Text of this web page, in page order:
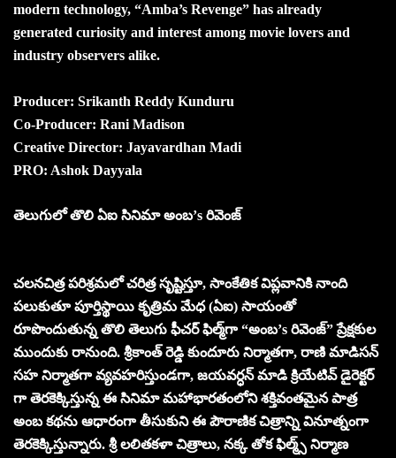
modern technology, “Amba’s Revenge” has already
generated curiosity and interest among movie lovers and
industry observers alike.
Producer: Srikanth Reddy Kunduru
Co-Producer: Rani Madison
Creative Director: Jayavardhan Madi
PRO: Ashok Dayyala
తెలుగులో తొలి ఏఐ సినిమా అంబ’s రివెంజ్
చలనచిత్ర పరిశ్రమలో చరిత్ర సృష్టిస్తూ, సాంకేతిక విప్లవానికి నాంది
పలుకుతూ పూర్తిస్థాయి కృత్రిమ మేధ (ఏఐ) సాయంతో
రూపొందుతున్న తొలి తెలుగు ఫీచర్‌ ఫిల్మ్‌గా “అంబ’s రివెంజ్” ప్రేక్షకుల
ముందుకు రానుంది. శ్రీకాంత్ రెడ్డి కుందూరు నిర్మాతగా, రాణి మాడిసన్
సహ నిర్మాతగా వ్యవహరిస్తుండగా, జయవర్ధన్ మాడి క్రియేటివ్ డైరెక్టర్‌
గా తెరకెక్కిస్తున్న ఈ సినిమా మహాభారతంలోని శక్తివంతమైన పాత్ర
అంబ కథను ఆధారంగా తీసుకుని ఈ పౌరాణిక చిత్రాన్ని వినూత్నంగా
తెరకెక్కిస్తున్నారు. శ్రీ లలితకళా చిత్రాలు, నక్క తోక ఫిల్మ్స్ నిర్మాణ